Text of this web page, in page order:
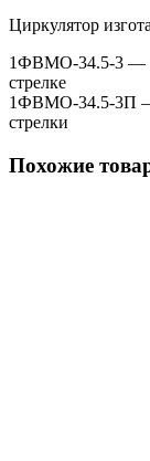
Циркулятор
1ФВМO-34.5-3 —
стрелке
1ФВМO-34.5-3П —
стрелки
Похожие